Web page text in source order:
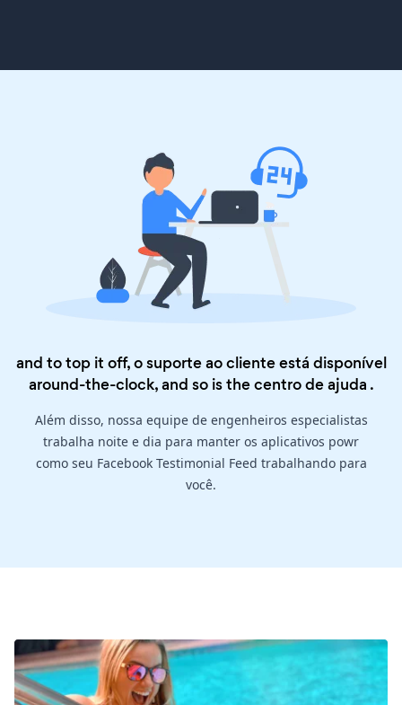
and to top it off, o suporte ao cliente está disponível
around-the-clock, and so is thecentro de ajuda .
Além disso, nossa equipe de engenheiros especialistas
trabalha noite e dia para manter os aplicativos powr
como seu Facebook Testimonial Feed trabalhando para
você.